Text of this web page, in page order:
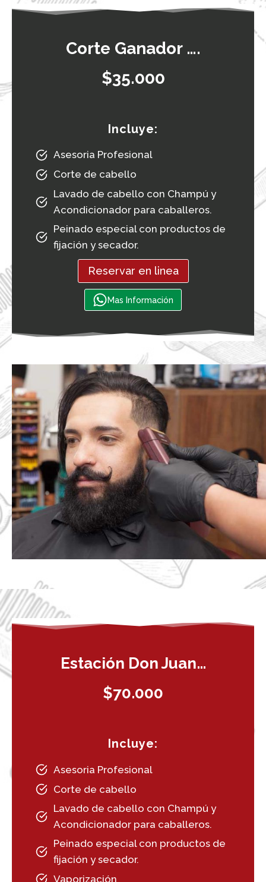
Corte Ganador ….
$35.000
Incluye:
Asesoria Profesional
Corte de cabello
Lavado de cabello con Champú y
Acondicionador para caballeros.
Peinado especial con productos de
fijación y secador.
Reservar en linea
Mas Información
Estación Don Juan…
$70.000
Incluye:
Asesoria Profesional
Corte de cabello
Lavado de cabello con Champú y
Acondicionador para caballeros.
Peinado especial con productos de
fijación y secador.
Vaporización